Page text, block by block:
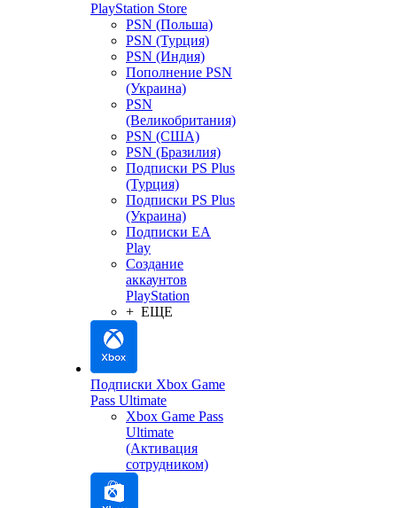
PlayStation Store
PSN (Польша)
PSN (Турция)
PSN (Индия)
Пополнение PSN
(Украина)
PSN
(Великобритания)
PSN (США)
PSN (Бразилия)
Подписки PS Plus
(Турция)
Подписки PS Plus
(Украина)
Подписки EA
Play
Создание
аккаунтов
PlayStation
+ ЕЩЕ
Подписки Xbox Game
Pass Ultimate
Xbox Game Pass
Ultimate
(Активация
сотрудником)